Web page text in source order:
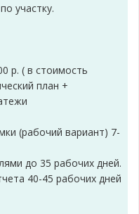
участку.
р. ( в стоимость
план +
(рабочий вариант) 7-
до 35 рабочих дней.
40-45 рабочих дней